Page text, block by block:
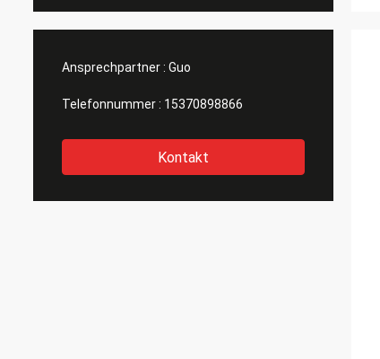
Ansprechpartner : Guo
Telefonnummer : 15370898866
Kontakt